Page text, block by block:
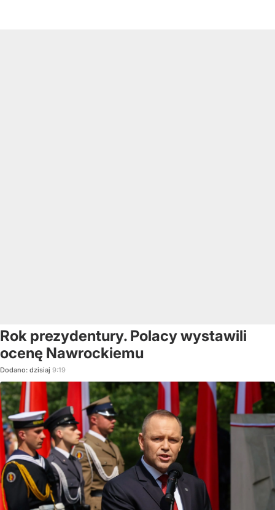
Rok prezydentury. Polacy wystawili
ocenę Nawrockiemu
Dodano: dzisiaj 9:19